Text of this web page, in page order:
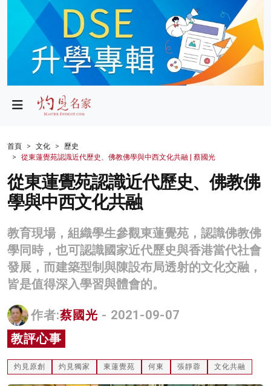
政局
財經
生活
健康
商業
科技
影片
名家榜
灼見活動
關於我們
首頁 文化
歷史
從東蓮覺苑認識近代歷史、佛教佛學與中西文化共融 | 蔡國光
從東蓮覺苑認識近代歷史、佛教佛
學與中西文化共融
教育現場，組織學生參觀東蓮覺苑，認識佛教佛
學同時，也可認識國家近代歷史與香港當代社會
發展，而建築型制與陳設布局透射的文化交融，
皆是值得深入學習與體會的。
作者:蔡國光 - 2021-09-07
教評心事
灼見原創 灼見獨家 東蓮覺苑 何東 張靜蓉 文化共融